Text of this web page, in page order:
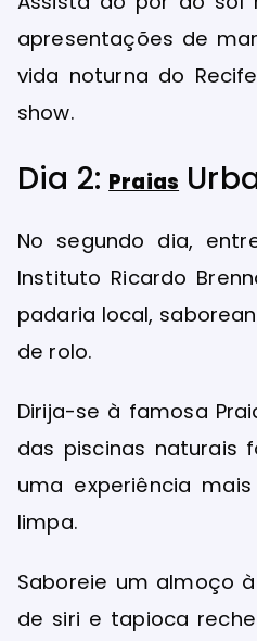
apresentações de
vida noturna do
show.
Dia 2: Praias
No segundo dia,
Instituto Ricardo
padaria local,
de rolo.
Dirija-se à famosa
das piscinas naturais
uma experiência
limpa.
Saboreie um almoço
de siri e tapioca